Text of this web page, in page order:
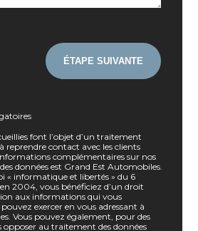
font l’objet d’un traitement
reprendre contact avec les clients
complémentaires sur nos
données est Grand Est Automobiles.
« informatique et libertés » du 6
2004, vous bénéficiez d’un droit
aux informations qui vous
exercer en vous adressant à
Vous pouvez également, pour des
au traitement des données